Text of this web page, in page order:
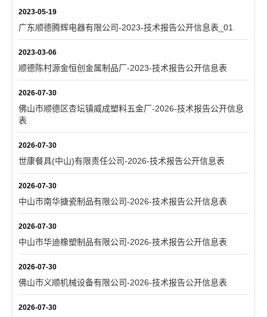
2023-05-19
广东顺德腾辉电器有限公司-2023-技术报告公开信息表_01
2023-03-06
顺德陈村源金恒创金属制品厂-2023-技术报告公开信息表
2026-07-30
佛山市顺德区杏坛镇威成塑料五金厂-2026-技术报告公开信息
表
2026-07-30
世康餐具(中山)有限责任公司-2026-技术报告公开信息表
2026-07-30
中山市南华搪瓷制品有限公司-2026-技术报告公开信息表
2026-07-30
中山市华迪橡塑制品有限公司-2026-技术报告公开信息表
2026-07-30
佛山市义顺机械设备有限公司-2026-技术报告公开信息表
2026-07-30